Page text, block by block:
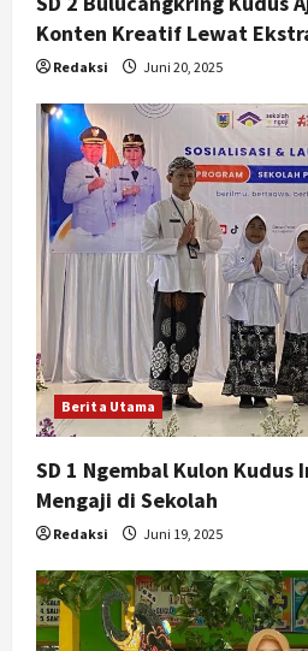
Konten Kreatif Lewat
Redaksi Juni 20, 2025
Berita Utama
SD 1 Ngembal Kulon
Mengaji di Sekolah
Redaksi Juni 19, 2025